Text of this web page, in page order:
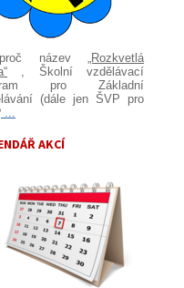
název
„Rozkvetlá
, Školní vzdělávací
pro Základní
(dále jen ŠVP pro
AKCÍ